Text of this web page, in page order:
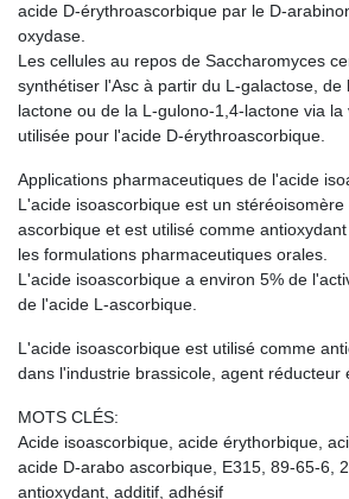
acide D-érythroascorbique par le D-
oxydase.
Les cellules au repos de Saccharomyces
synthétiser l'Asc à partir du L-galactose, de
lactone ou de la L-gulono-1,4-lactone via
utilisée pour l'acide D-érythroascorbique.
Applications pharmaceutiques de l'acide
L'acide isoascorbique est un stéréoisomère
ascorbique et est utilisé comme
les formulations pharmaceutiques orales.
L'acide isoascorbique a environ 5% de
de l'acide L-ascorbique.
L'acide isoascorbique est utilisé comme
dans l'industrie brassicole, agent réducteur
MOTS CLÉS:
Acide isoascorbique, acide érythorbique,
acide D-arabo ascorbique, E315, 89-65-6,
antioxydant, additif, adhésif